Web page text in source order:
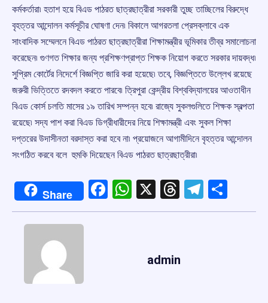
কর্মকর্তারা৷ হতাশ হয়ে বিএড পাঠরত ছাত্রছাত্রীরা সরকারী তুচ্ছ তাচ্ছিলের বিরুদ্ধে
বৃহত্তর আন্দোলন কর্মসূচীর ঘোষণা দেন৷ বিকালে আগরতলা প্রেসক্লাবে এক
সাংবাদিক সম্মেলনে বিএড পাঠরত ছাত্রছাত্রীরা শিক্ষামন্ত্রীর ভূমিকার তীব্র সমালোচনা
করেছেন৷ গুণগত শিক্ষার জন্য প্রশিক্ষণপ্রাপ্ত শিক্ষক নিয়োগ করতে সরকার দায়বদ্ধ৷
সুপ্রিম কোর্টের নিদের্শে বিজ্ঞপ্তি জারি করা হয়েছে৷ তবে, বিজ্ঞপ্তিতে উল্লেখ রয়েছে
জরুরী ভিত্তিতে রদবদল করতে পারবে৷ ত্রিপুরা কেন্দ্রীয় বিশ্ববিদ্যালয়ের আওতাধীন
বিএড কোর্স চলতি মাসের ১৯ তারিখ সম্পন্ন হবে৷ রাজ্যে সুকলগুলিতে শিক্ষক স্বল্পতা
রয়েছে৷ সদ্য পাশ করা বিএড ডিগ্রীধারীদের নিয়ে শিক্ষামন্ত্রী এবং সুকল শিক্ষা
দপ্তরের উদাসীনতা বরদাস্ত করা হবে না৷ প্রয়োজনে আগামীদিনে বৃহত্তর আন্দোলন
সংগঠিত করবে বলে হুমকি দিয়েছেন বিএড পাঠরত ছাত্রছাত্রীরা৷
Share Facebook
WhatsApp
X Threads
admin